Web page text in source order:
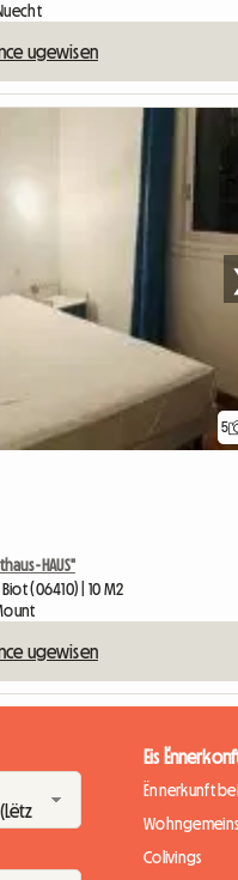
ugewisen
5
- HAUS"
(06410) | 10 M2
ugewisen
Eis
Ënnerkunft
Colivings